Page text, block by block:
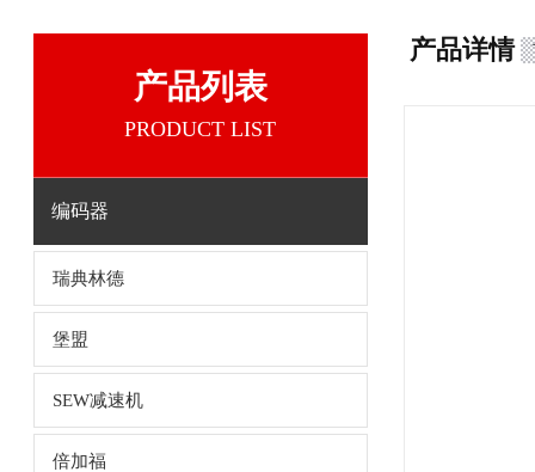
产品列表
PRODUCT LIST
编码器
瑞典林德
堡盟
SEW减速机
倍加福
产品详情